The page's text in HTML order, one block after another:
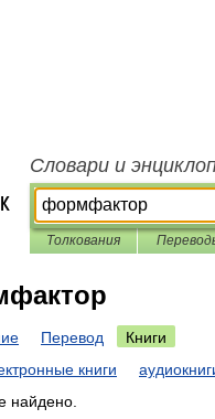
Словари и
Толкования
Перевод
Книги
книги
найдено.